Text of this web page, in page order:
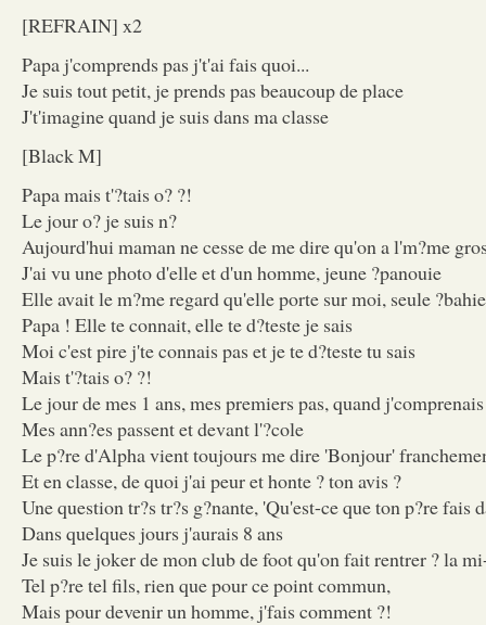
[REFRAIN] x2
Papa j'comprends pas j't'ai fais quoi...
Je suis tout petit, je prends pas beaucoup de place
J't'imagine quand je suis dans ma classe
[Black M]
Papa mais t'?tais o? ?!
Le jour o? je suis n?
Aujourd'hui maman ne cesse de me dire qu'on a l'm?me
J'ai vu une photo d'elle et d'un homme, jeune ?panouie
Elle avait le m?me regard qu'elle porte sur moi, seule ?bahie
Papa ! Elle te connait, elle te d?teste je sais
Moi c'est pire j'te connais pas et je te d?teste tu sais
Mais t'?tais o? ?!
Le jour de mes 1 ans, mes premiers pas, quand
Mes ann?es passent et devant l'?cole
Le p?re d'Alpha vient toujours me dire 'Bonjour'
Et en classe, de quoi j'ai peur et honte ? ton avis ?
Une question tr?s tr?s g?nante, 'Qu'est-ce que ton p?re fais
Dans quelques jours j'aurais 8 ans
Je suis le joker de mon club de foot qu'on fait rentrer ? la
Tel p?re tel fils, rien que pour ce point commun,
Mais pour devenir un homme, j'fais comment ?!